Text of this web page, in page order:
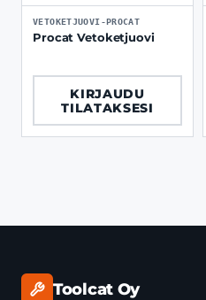
VETOKETJUOVI-PROCAT
Procat Vetoketjuovi
KIRJAUDU
TILATAKSESI
Toolcat Oy